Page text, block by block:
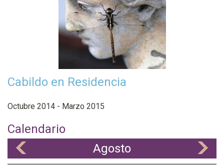
Cabildo en Residencia
Octubre 2014 - Marzo 2015
Calendario
Agosto